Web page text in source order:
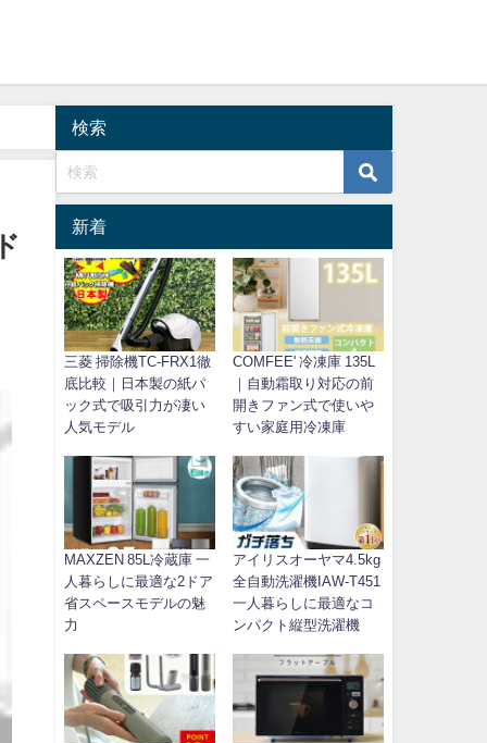
検索
新着
三菱 掃除機TC-FRX1徹
底比較｜日本製の紙パ
ック式で吸引力が凄い
人気モデル
COMFEE' 冷凍庫 135L
｜自動霜取り対応の前
開きファン式で使いや
すい家庭用冷凍庫
MAXZEN 85L冷蔵庫 一
人暮らしに最適な2ドア
省スペースモデルの魅
力
アイリスオーヤマ4.5kg
全自動洗濯機IAW-T451
一人暮らしに最適なコ
ンパクト縦型洗濯機